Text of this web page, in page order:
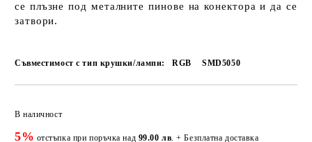
се плъзне под металните пинове на конектора и да се
затвори.
Съвместимост с тип крушки/лампи: RGB SMD5050
В наличност
5% отстъпка при поръчка над 99.00 лв. + Безплатна доставка